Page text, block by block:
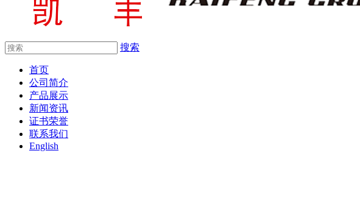
搜索
首页
公司简介
产品展示
新闻资讯
证书荣誉
联系我们
English